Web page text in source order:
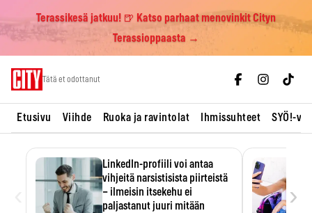
Terassikesä jatkuu! 🍺 Katso parhaat menovinkit Cityn
Terassioppaasta →
Tätä et odottanut
Etusivu Viihde Ruoka ja ravintolat Ihmissuhteet SYÖ!-
LinkedIn-profiili voi antaa
vihjeitä narsistisista piirteistä
– ilmeisin itsekehu ei
paljastanut juuri mitään
›